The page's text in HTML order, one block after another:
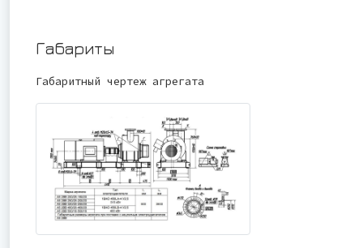
Габариты
Габаритный чертеж агрегата